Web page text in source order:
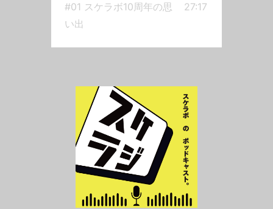
20:00配信第2回は、移動が多い
だいじろうさんの食事の工夫か
ら、衝撃的な旅のエピソード、
納豆ご飯ドイツのニューバラン
スチャッピーの警告路上演劇
祭 https://www.at-
s.com/life/article/ats/1983346.html
第1回の思い出部屋とYシャツと
ロミオとジュリエット推し活—
【一般社団法人スケラ
#01 スケラボ10周年の思
い出
27:17